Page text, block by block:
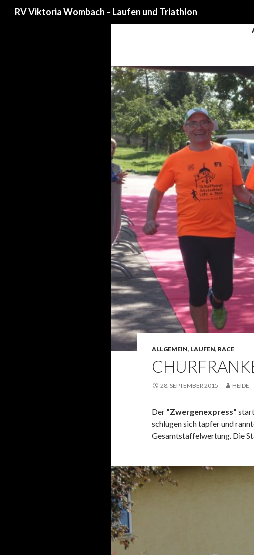
RV Viktoria Wombach – Laufen und Triathlon
ALLGEMEIN, LAUFEN, RACE
28. SEPTEMBER 2015 HEIDE
Der "Zwergenexpress"
schlugen sich tapfer und
Gesamtstaffelwertung. Die